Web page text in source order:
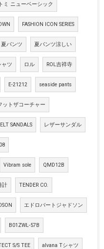
ミ ニューベーシック
FASHION ICON SERIES
夏パンツ 夏パンツ涼しい
ャツ ロル ROL吉祥寺
E-21212 seaside pants
ットザコーチャー
SANDALS レザーサンダル
Vibram sole QMD12B
計 TENDER CO.
エドロバートジャドソン
B01ZWL-57B
S/S TEE alvana Tシャツ